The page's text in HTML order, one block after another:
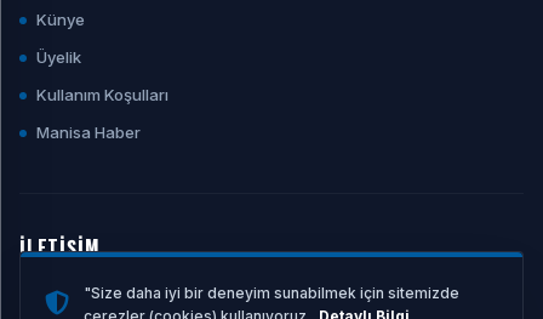
Künye
Üyelik
Kullanım Koşulları
Manisa Haber
İLETİŞİM
E-POSTA ADRESI
"Size daha iyi bir deneyim sunabilmek için sitemizde